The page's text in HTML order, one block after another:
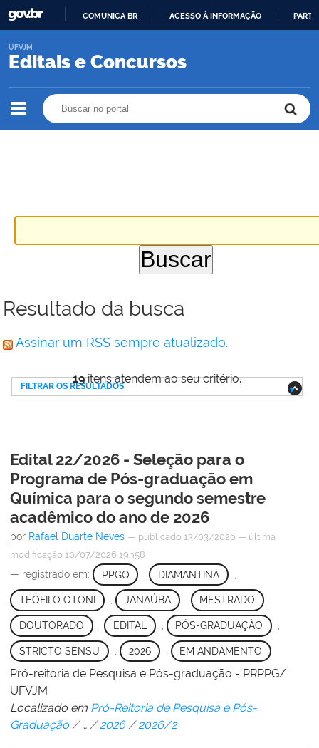
O
COMUNICA BR ACESSO À INFORMAÇÃO
Editais e Concursos
UFVJM
Resultado da busca
Assinar um RSS sempre atualizado.
19itens atendem ao seu critério.
FILTRAR OS RESULTADOS
Edital 22/2026 - Seleção para o
Programa de Pós-graduação em
Química para o segundo semestre
acadêmico do ano de 2026
por Rafael Duarte Neves — publicado 13/03/2026 — última
modificação 10/07/2026 19h58
— registrado em: PPGQ DIAMANTINA
TEÓFILO OTONI , JANAÚBA , MESTRADO ,
DOUTORADO EDITAL PÓS-GRADUAÇÃO
STRICTO SENSU 2026 EM ANDAMENTO
Pró-reitoria de Pesquisa e Pós-graduação - PRPPG/
UFVJM
Localizado em Pró-Reitoria de Pesquisa e Pós-
Graduação /… /2026 /2026/2